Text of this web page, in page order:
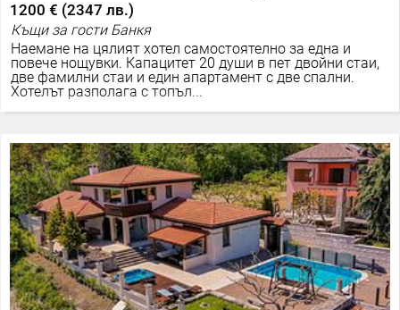
1200 € (2347 лв.)
Къщи за гости Банкя
Наемане на цялият хотел самостоятелно за една и
повече нощувки. Капацитет 20 души в пет двойни стаи,
две фамилни стаи и един апартамент с две спални.
Хотелът разполага с топъл...